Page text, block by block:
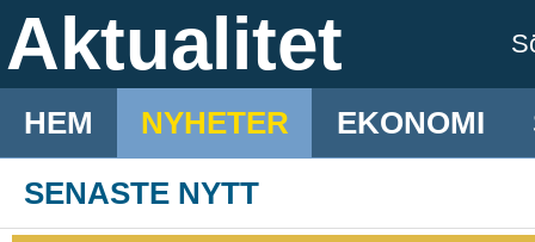
Aktualitet
HEM NYHETER EKONOMI
SENASTE NYTT